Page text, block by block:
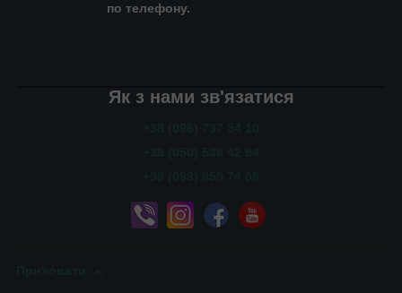
по телефону.
Як з нами зв'язатися